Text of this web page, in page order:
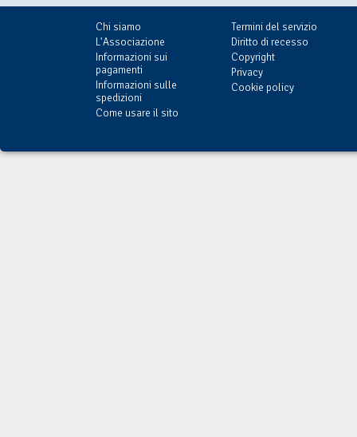
Chi siamo
L'Associazione
Informazioni sui
pagamenti
Informazioni sulle
spedizioni
Come usare il sito
Termini del servizio
Diritto di recesso
Copyright
Privacy
Cookie policy